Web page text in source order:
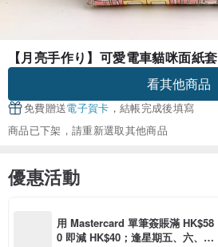
【月亮手作り】可愛電車貓咪面紙套
看其他商品
免費贈送電子賀卡 ，結帳完成後填寫
商品已下架，請重新選取其他商品
優惠活動
用 Mastercard 單筆簽賬滿 HK$58
0 即減 HK$40；逢星期五、六、日